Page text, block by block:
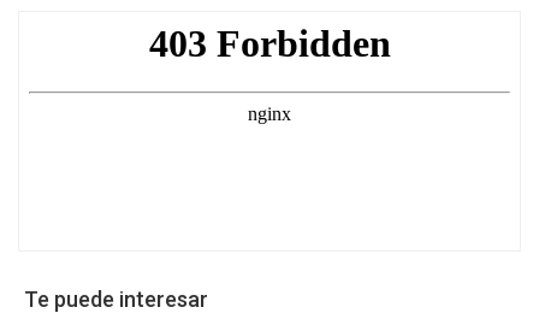
Te puede interesar